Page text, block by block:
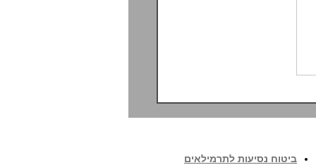
ביטוח נסיעות לתרמילאים